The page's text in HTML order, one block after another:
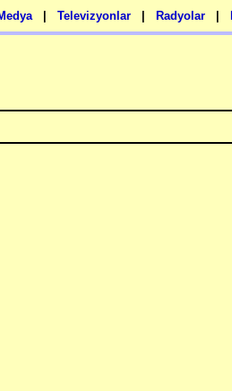
Televizyonlar Radyolar